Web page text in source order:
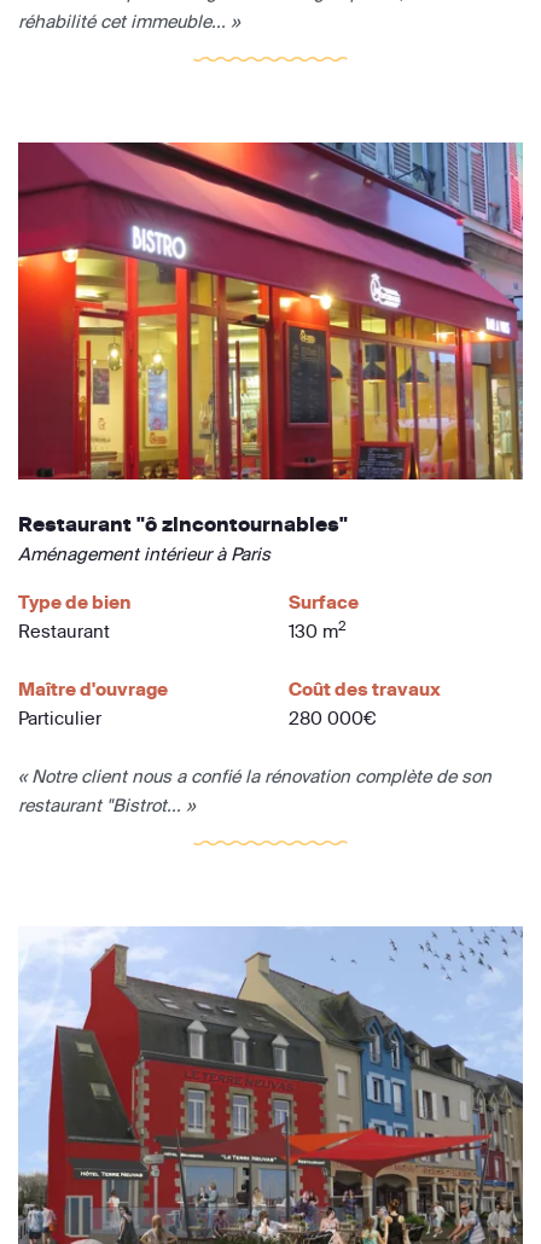
réhabilité cet immeuble... »
Restaurant "ô zincontournables"
Aménagement intérieur à Paris
Type de bien
Restaurant
Surface
130 m2
Maître d'ouvrage
Particulier
Coût des travaux
280 000€
« Notre client nous a confié la rénovation complète de son
restaurant "Bistrot... »